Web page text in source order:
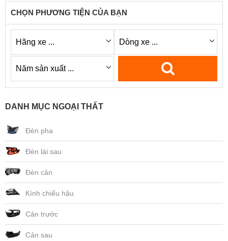
CHỌN PHƯƠNG TIỆN CỦA BẠN
DANH MỤC NGOẠI THẤT
Đèn pha
Đèn lái sau
Đèn cản
Kính chiếu hậu
Cản trước
Cản sau